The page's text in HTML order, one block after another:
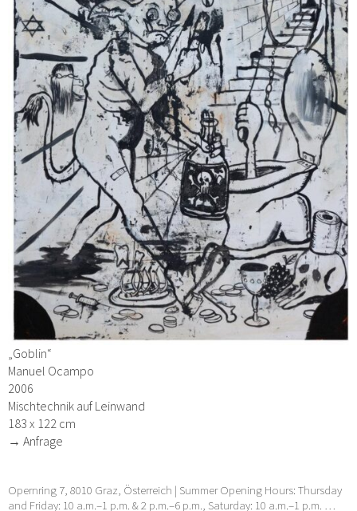
„Goblin“
Manuel Ocampo
2006
Mischtechnik auf Leinwand
183 x 122 cm
→ Anfrage
Opernring 7, 8010 Graz, Österreich | Summer Opening Hours: Thursday
and Friday: 10 a.m.–1 p.m. & 2 p.m.–6 p.m., Saturday: 10 a.m.–1 p.m. …